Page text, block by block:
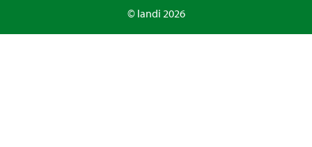
© landi 2026